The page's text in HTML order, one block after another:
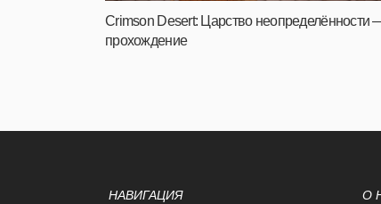
Crimson Desert: Царство неопределённости
прохождение
НАВИГАЦИЯ О